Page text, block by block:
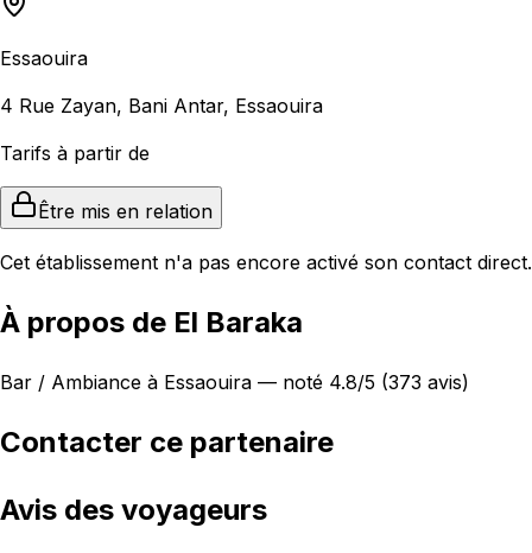
Essaouira
4 Rue Zayan, Bani Antar, Essaouira
Tarifs à partir de
Être mis en relation
Cet établissement n'a pas encore activé son contact direct.
À propos de El Baraka
Bar / Ambiance à Essaouira — noté 4.8/5 (373 avis)
Contacter ce partenaire
Avis des voyageurs